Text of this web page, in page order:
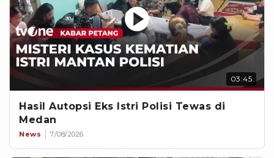
03:45
Hasil Autopsi Eks Istri Polisi Tewas di
Medan
News 7/08/2026